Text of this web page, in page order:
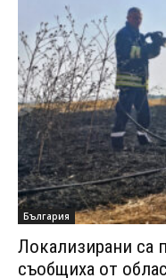
България
Локализирани са
съобщиха от